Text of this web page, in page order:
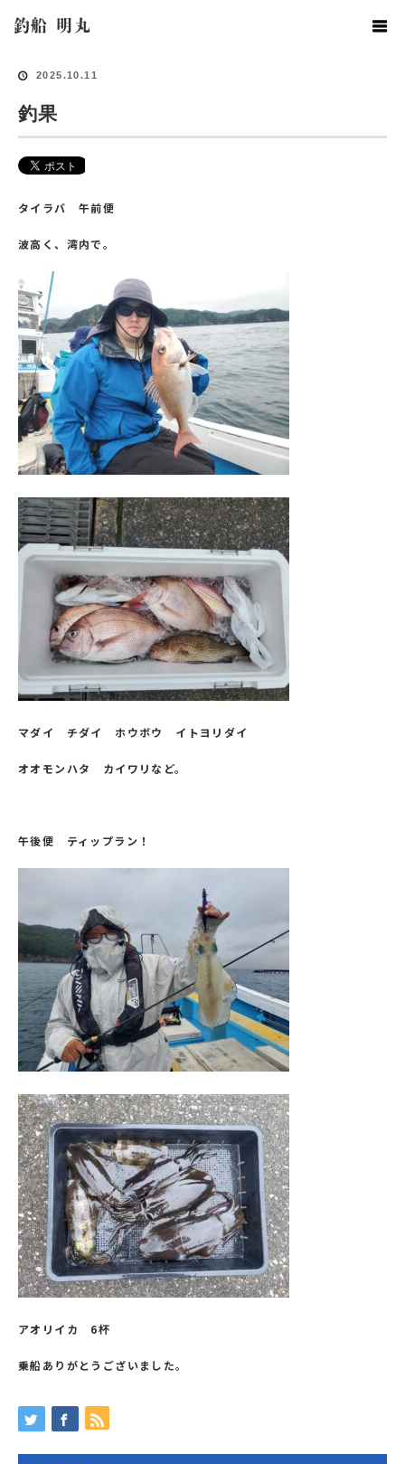
釣船 明丸
釣果情報
2025.10.11
釣果
タイラバ 午前便
波高く、湾内で。
マダイ チダイ ホウボウ イトヨリダイ
オオモンハタ カイワリなど。
午後便 ティップラン！
アオリイカ 6杯
乗船ありがとうございました。